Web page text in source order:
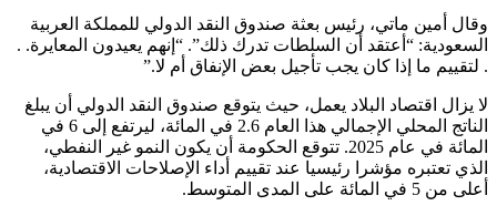
وقال أمين ماتي، رئيس بعثة صندوق النقد الدولي للمملكة العربية
السعودية: “أعتقد أن السلطات تدرك ذلك”. “إنهم يعيدون المعايرة. .
. لتقييم ما إذا كان يجب تأجيل بعض الإنفاق أم لا.”
لا يزال اقتصاد البلاد يعمل، حيث يتوقع صندوق النقد الدولي أن يبلغ
الناتج المحلي الإجمالي هذا العام 2.6 في المائة، ليرتفع إلى 6 في
المائة في عام 2025. تتوقع الحكومة أن يكون النمو غير النفطي،
الذي تعتبره مؤشرا رئيسيا عند تقييم أداء الإصلاحات الاقتصادية،
أعلى من 5 في المائة على المدى المتوسط.